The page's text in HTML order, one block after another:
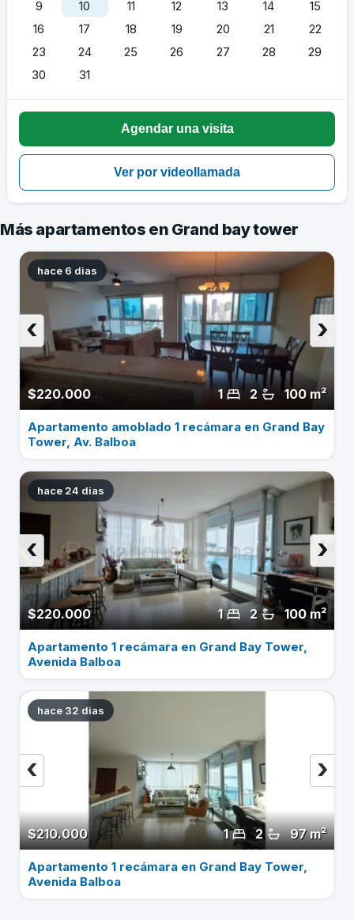
9 10 11 12 13 14
15
16
17 18 19 20 21
22
23
24 25 26 27 28
29
30
31
Más apartamentos en Grand bay tower
hace 6 dias
$220.000 100 m²
2
1
›
‹
Apartamento amoblado 1 recámara en Grand Bay
Tower, Av. Balboa
hace 24 dias
$220.000 100 m²
2
1
›
‹
Apartamento 1 recámara en Grand Bay Tower,
Avenida Balboa
hace 32 dias
$210.000 97 m²
2
1
›
‹
Apartamento 1 recámara en Grand Bay Tower,
Avenida Balboa